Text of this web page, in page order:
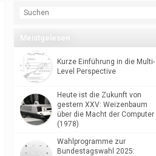
Meistgelesen
Kurze Einführung in die Multi-
Level Perspective
Heute ist die Zukunft von
gestern XXV: Weizenbaum
über die Macht der Computer
(1978)
Wahlprogramme zur
Bundestagswahl 2025: